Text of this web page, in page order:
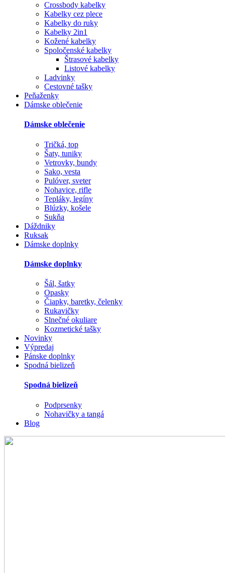
Crossbody kabelky
Kabelky cez plece
Kabelky do ruky
Kabelky 2in1
Kožené kabelky
Spoločenské kabelky
Štrasové kabelky
Listové kabelky
Ladvinky
Cestovné tašky
Peňaženky
Dámske oblečenie
Dámske oblečenie
Tričká, top
Šaty, tuniky
Vetrovky, bundy
Sako, vesta
Pulóver, sveter
Nohavice, rifle
Tepláky, legíny
Blúzky, košele
Sukňa
Dáždniky
Ruksak
Dámske doplnky
Dámske doplnky
Šál, šatky
Opasky
Čiapky, baretky, čelenky
Rukavičky
Slnečné okuliare
Kozmetické tašky
Novinky
Výpredaj
Pánske doplnky
Spodná bielizeň
Spodná bielizeň
Podprsenky
Nohavičky a tangá
Blog